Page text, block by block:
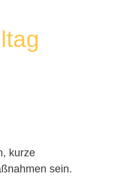
kurze
sein.